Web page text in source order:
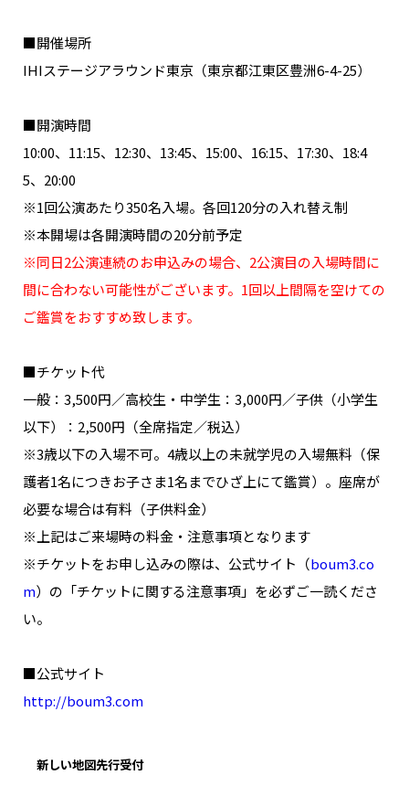
■開催場所
IHIステージアラウンド東京（東京都江東区豊洲6-4-25）
■開演時間
10:00、11:15、12:30、13:45、15:00、16:15、17:30、18:4
5、20:00
※1回公演あたり350名入場。各回120分の入れ替え制
※本開場は各開演時間の20分前予定
※同日2公演連続のお申込みの場合、2公演目の入場時間に
間に合わない可能性がございます。1回以上間隔を空けての
ご鑑賞をおすすめ致します。
■チケット代
一般：3,500円／高校生・中学生：3,000円／子供（小学生
以下）：2,500円（全席指定／税込）
※3歳以下の入場不可。4歳以上の未就学児の入場無料（保
護者1名につきお子さま1名までひざ上にて鑑賞）。座席が
必要な場合は有料（子供料金）
※上記はご来場時の料金・注意事項となります
※チケットをお申し込みの際は、公式サイト（boum3.co
m）の「チケットに関する注意事項」を必ずご一読くださ
い。
■公式サイト
http://boum3.com
新しい地図先行受付